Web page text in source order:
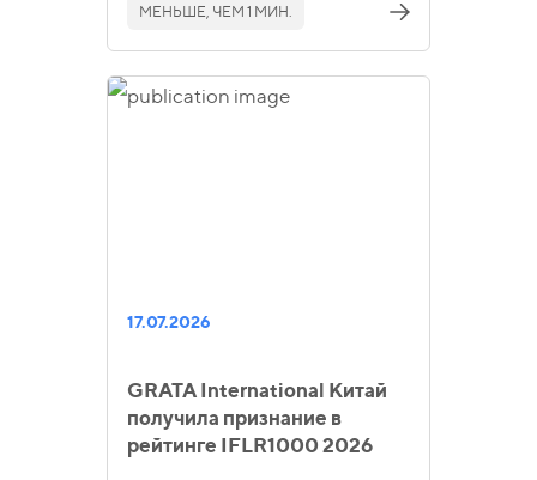
МЕНЬШЕ, ЧЕМ 1 МИН.
17.07.2026
GRATA International Китай
получила признание в
рейтинге IFLR1000 2026